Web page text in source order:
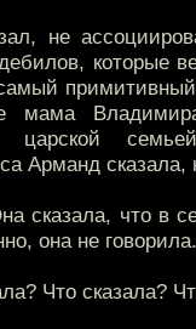
не
которые
мама
царской
Арманд сказала,
сказала, что в
она не
Что сказала?